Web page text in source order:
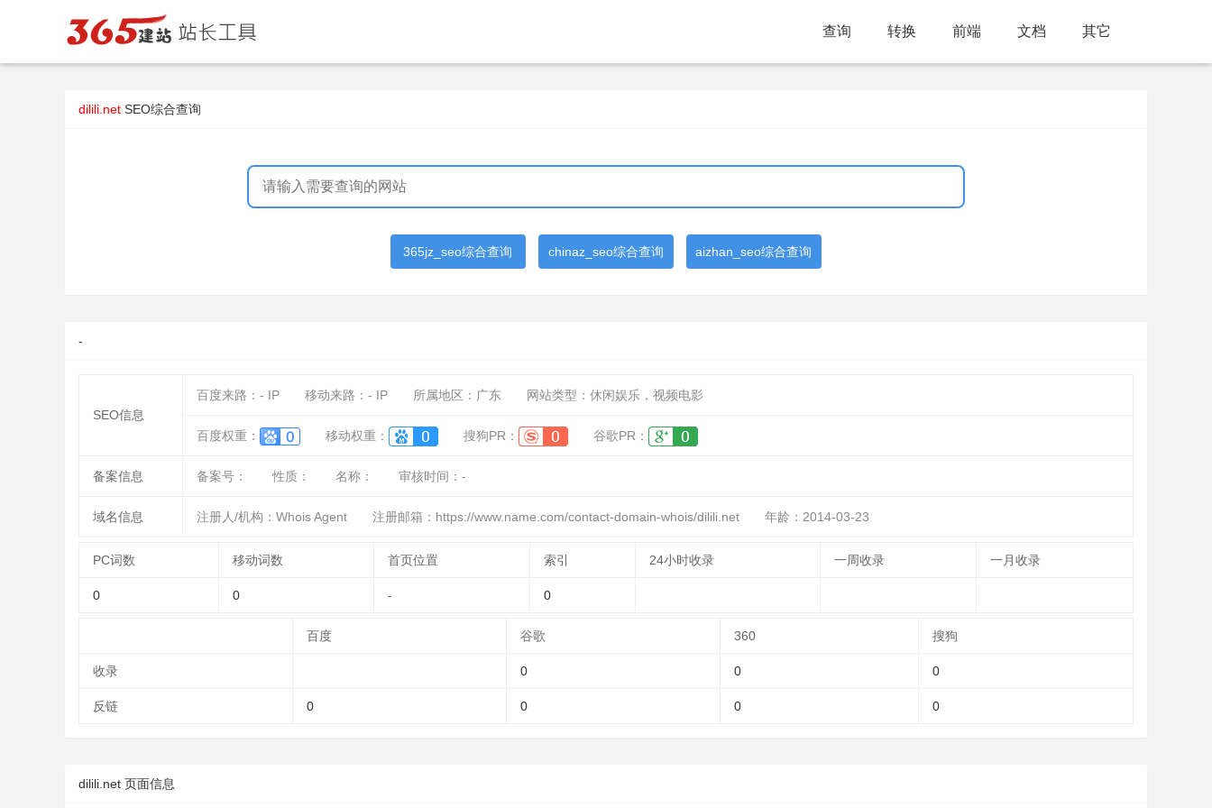
查询 转换 前端 文档 其它
dilili.net SEO综合查询
365jz_seo综合查询 chinaz_seo综合查询 aizhan_seo综合查询
-
SEO信息
百度来路： - IP 移动来路： - IP 所属地区：广东 网站类型：休闲娱乐，视频电影
百度权重： 移动权重： 搜狗PR： 谷歌PR：
备案信息 备案号： 性质： 名称： 审核时间： -
域名信息 注册人/机构：Whois Agent 注册邮箱：https://www.name.com/contact-domain-whois/dilili.net 年龄：2014-03-23
PC词数 移动词数 首页位置 索引 24小时收录 一周收录 一月收录
0 0 - 0
百度 谷歌 360 搜狗
收录 0 0 0
反链 0 0 0 0
dilili.net 页面信息